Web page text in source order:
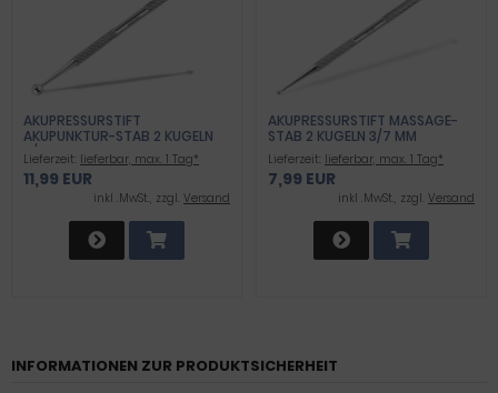
AKUPRESSURSTIFT
AKUPUNKTUR-STAB 2 KUGELN
5/10 MM
Lieferzeit: lieferbar, max. 1 Tag*
11,99 EUR
inkl .MwSt., zzgl. Versand
AKUPRESSURSTIFT MASSAGE-
STAB 2 KUGELN 3/7 MM
Lieferzeit: lieferbar, max. 1 Tag*
7,99 EUR
inkl .MwSt., zzgl. Versand
INFORMATIONEN ZUR PRODUKTSICHERHEIT